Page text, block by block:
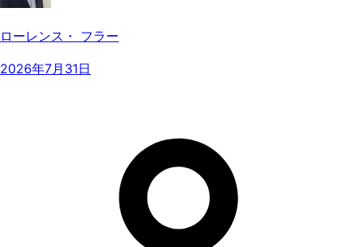
ローレンス・ フラー
2026年7月31日